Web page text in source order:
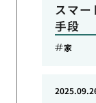
スマー
手段
家